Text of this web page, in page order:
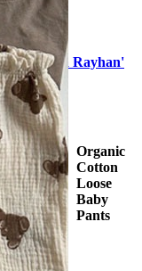
Organic
Cotton
Loose
Baby
Pants
'Faizia Rayhan'